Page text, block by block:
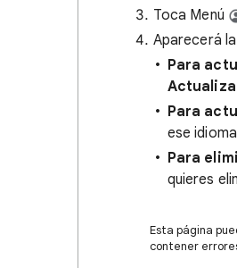
Toca Menú
Aparecerá
Para
Para
ese
Para
quieres
Esta página
contener